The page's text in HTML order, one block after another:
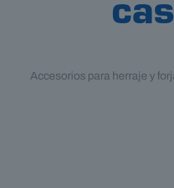
Accesorios para herraje y